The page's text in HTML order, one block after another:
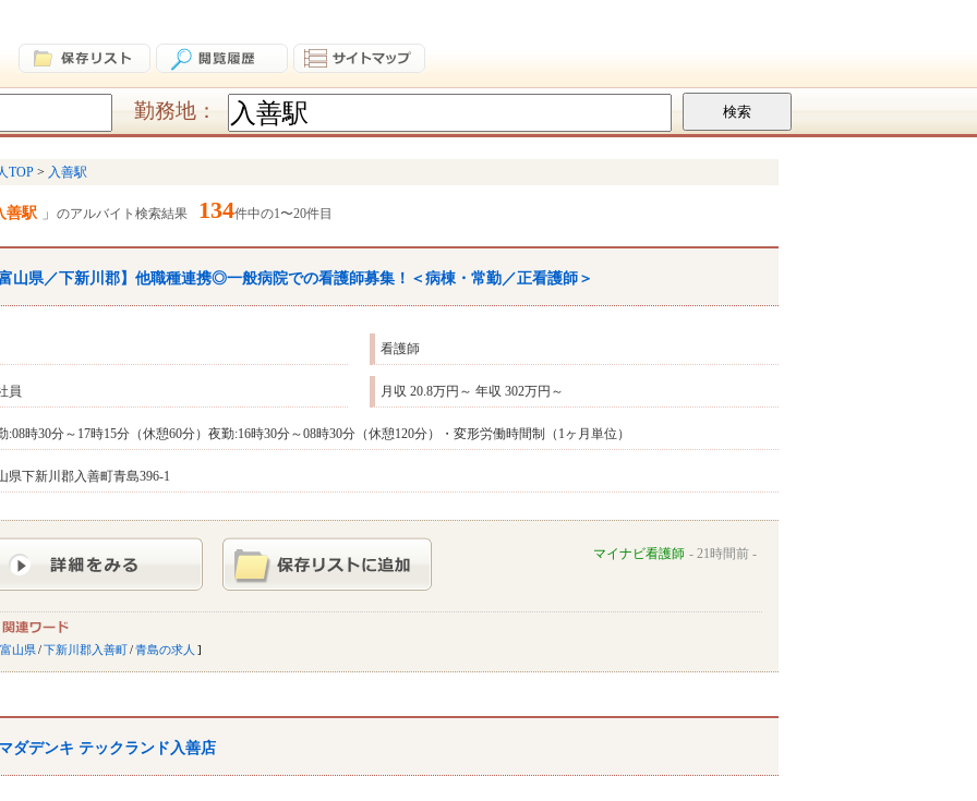
勤務地：
TOP 入善駅
善駅 のアルバイト検索結果 134件中の1〜20件目
富山県／下新川郡】他職種連携◎一般病院での看護師募集！＜病棟・常勤／正看護師＞
看護師
員 月収 20.8万円～ 年収 302万円～
:08時30分～17時15分（休憩60分）夜勤:16時30分～08時30分（休憩120分）・変形労働時間制（1ヶ月単位）
県下新川郡入善町青島396-1
マイナビ看護師 21時間前
富山県/下新川郡入善町/青島の求人
ダデンキ テックランド入善店